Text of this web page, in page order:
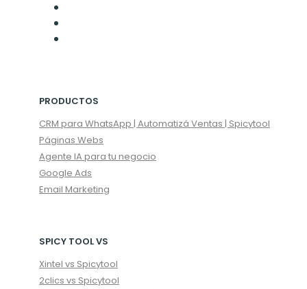
PRODUCTOS
CRM para WhatsApp | Automatizá Ventas | Spicytool
Páginas Webs
Agente IA para tu negocio
Google Ads
Email Marketing
SPICY TOOL VS
Xintel vs Spicytool
2clics vs Spicytool